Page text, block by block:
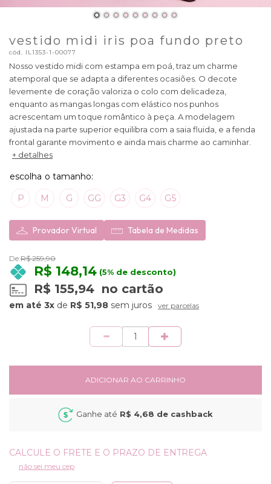
vestido midi iris poa fundo preto
cód. IL1353-1-00077
Nosso vestido midi com estampa em poá, traz um charme
atemporal que se adapta a diferentes ocasiões. O decote
levemente de coração valoriza o colo com delicadeza,
enquanto as mangas longas com elástico nos punhos
acrescentam um toque romântico à peça. A modelagem
ajustada na parte superior equilibra com a saia fluida, e a fenda
frontal garante movimento e ainda mais charme ao caminhar.
+ detalhes
P M G GG G3 G4 G5
Provador Virtual Tabela de Medidas
De:R$ 259,90
R$ 148,14 (5% de desconto)
R$ 155,94 no cartão
3x de R$ 51,98 sem juros ver parcelas
ADICIONAR AO CARRINHO
Ganhe até R$ 4,68 de cashback
não sei meu cep